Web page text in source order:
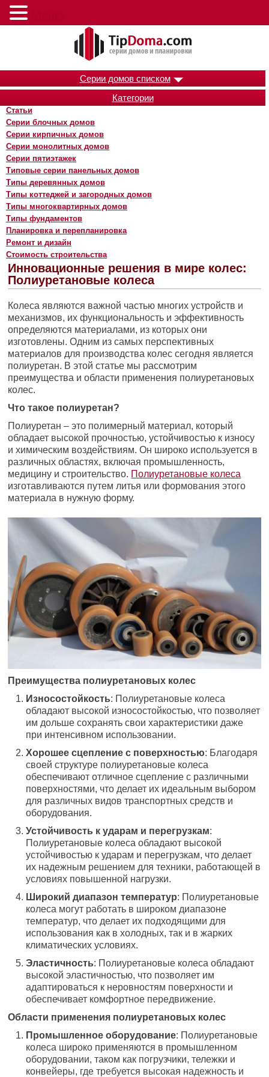
Серии домов списком
Категории
Статьи
Серии блочных домов
Серии кирпичных домов
Серии монолитных домов
Серии пятиэтажек
Типовые серии панельных домов
Типы деревянных домов
Типы коттеджей и загородных домов
Типы многоквартирных домов
Типы фундаментов
Планировка и перепланировка
Ремонт и дизайн
Стоимость строительства
Инновационные решения в мире колес:
Полиуретановые колеса
Колеса являются важной частью многих устройств и
механизмов, их функциональность и эффективность
определяются материалами, из которых они
изготовлены. Одним из самых перспективных
материалов для производства колес сегодня является
полиуретан. В этой статье мы рассмотрим
преимущества и области применения полиуретановых
колес.
Что такое полиуретан?
Полиуретан – это полимерный материал, который
обладает высокой прочностью, устойчивостью к износу
и химическим воздействиям. Он широко используется в
различных областях, включая промышленность,
медицину и строительство. Полиуретановые колеса
изготавливаются путем литья или формования этого
материала в нужную форму.
Преимущества полиуретановых колес
Износостойкость: Полиуретановые колеса
обладают высокой износостойкостью, что позволяет
им дольше сохранять свои характеристики даже
при интенсивном использовании.
Хорошее сцепление с поверхностью: Благодаря
своей структуре полиуретановые колеса
обеспечивают отличное сцепление с различными
поверхностями, что делает их идеальным выбором
для различных видов транспортных средств и
оборудования.
Устойчивость к ударам и перегрузкам:
Полиуретановые колеса обладают высокой
устойчивостью к ударам и перегрузкам, что делает
их надежным решением для техники, работающей в
условиях повышенной нагрузки.
Широкий диапазон температур: Полиуретановые
колеса могут работать в широком диапазоне
температур, что делает их подходящими для
использования как в холодных, так и в жарких
климатических условиях.
Эластичность: Полиуретановые колеса обладают
высокой эластичностью, что позволяет им
адаптироваться к неровностям поверхности и
обеспечивает комфортное передвижение.
Области применения полиуретановых колес
Промышленное оборудование: Полиуретановые
колеса широко применяются в промышленном
оборудовании, таком как погрузчики, тележки и
конвейеры, где требуется высокая надежность и